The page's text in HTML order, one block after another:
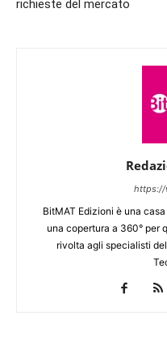
richieste del mercato
https://
BitMAT Edizioni è una
una copertura a 360° per
rivolta agli specialisti